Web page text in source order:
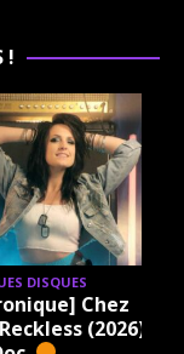
!
DISQUES
Chez
(2026)